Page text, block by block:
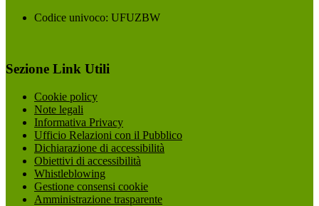
Codice univoco: UFUZBW
Sezione Link Utili
Cookie policy
Note legali
Informativa Privacy
Ufficio Relazioni con il Pubblico
Dichiarazione di accessibilità
Obiettivi di accessibilità
Whistleblowing
Gestione consensi cookie
Amministrazione trasparente